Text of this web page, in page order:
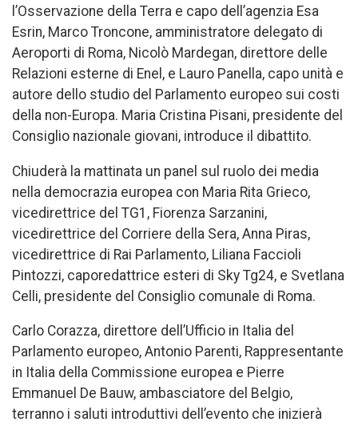
l’Osservazione della Terra e capo dell’agenzia Esa
Esrin, Marco Troncone, amministratore delegato di
Aeroporti di Roma, Nicolò Mardegan, direttore delle
Relazioni esterne di Enel, e Lauro Panella, capo unità e
autore dello studio del Parlamento europeo sui costi
della non-Europa. Maria Cristina Pisani, presidente del
Consiglio nazionale giovani, introduce il dibattito.
Chiuderà la mattinata un panel sul ruolo dei media
nella democrazia europea con Maria Rita Grieco,
vicedirettrice del TG1, Fiorenza Sarzanini,
vicedirettrice del Corriere della Sera, Anna Piras,
vicedirettrice di Rai Parlamento, Liliana Faccioli
Pintozzi, caporedattrice esteri di Sky Tg24, e Svetlana
Celli, presidente del Consiglio comunale di Roma.
Carlo Corazza, direttore dell’Ufficio in Italia del
Parlamento europeo, Antonio Parenti, Rappresentante
in Italia della Commissione europea e Pierre
Emmanuel De Bauw, ambasciatore del Belgio,
terranno i saluti introduttivi dell’evento che inizierà